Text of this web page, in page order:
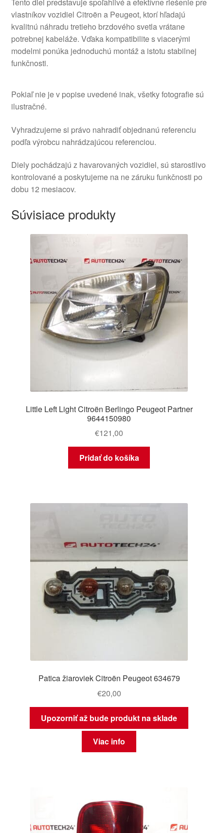
Tento diel predstavuje spoľahlivé a efektívne riešenie pre
vlastníkov vozidiel Citroën a Peugeot, ktorí hľadajú
kvalitnú náhradu tretieho brzdového svetla vrátane
potrebnej kabeláže. Vďaka kompatibilite s viacerými
modelmi ponúka jednoduchú montáž a istotu stabilnej
funkčnosti.
Pokiaľ nie je v popise uvedené inak, všetky fotografie sú
ilustračné.
Vyhradzujeme si právo nahradiť objednanú referenciu
podľa výrobcu nahrádzajúcou referenciou.
Diely pochádzajú z havarovaných vozidiel, sú starostlivo
kontrolované a poskytujeme na ne záruku funkčnosti po
dobu 12 mesiacov.
Súvisiace produkty
Little Left Light Citroën Berlingo Peugeot Partner
9644150980
€121,00
Pridať do košíka
Patica žiaroviek Citroën Peugeot 634679
€20,00
Upozorniť až bude produkt na sklade
Viac info